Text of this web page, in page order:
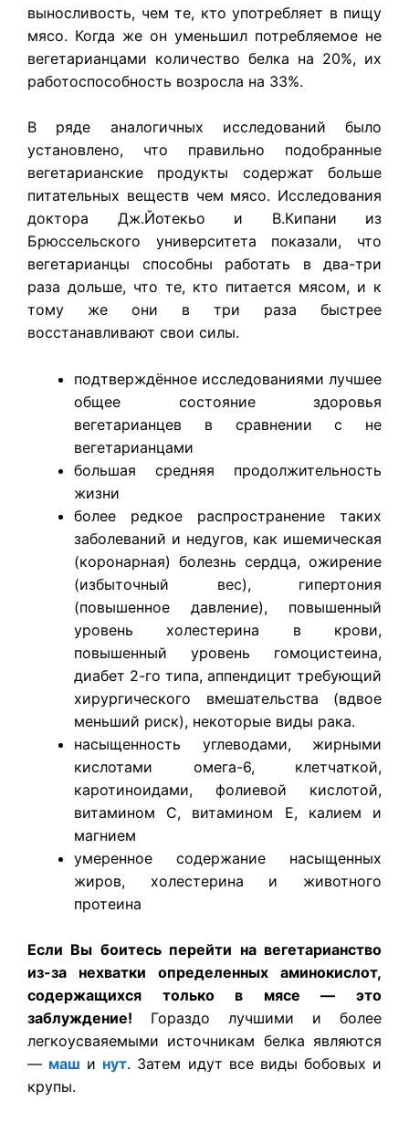
выносливость, чем те, кто употребляет в пищу
мясо. Когда же он уменьшил потребляемое не
вегетарианцами количество белка на 20%, их
работоспособность возросла на 33%.
В ряде аналогичных исследований было
установлено, что правильно подобранные
вегетарианские продукты содержат больше
питательных веществ чем мясо. Исследования
доктора Дж.Йотекьо и В.Кипани из
Брюссельского университета показали, что
вегетарианцы способны работать в два-три
раза дольше, что те, кто питается мясом, и к
тому же они в три раза быстрее
восстанавливают свои силы.
подтверждённое исследованиями лучшее
общее состояние здоровья
вегетарианцев в сравнении с не
вегетарианцами
большая средняя продолжительность
жизни
более редкое распространение таких
заболеваний и недугов, как ишемическая
(коронарная) болезнь сердца, ожирение
(избыточный вес), гипертония
(повышенное давление), повышенный
уровень холестерина в крови,
повышенный уровень гомоцистеина,
диабет 2-го типа, аппендицит требующий
хирургического вмешательства (вдвое
меньший риск), некоторые виды рака.
насыщенность углеводами, жирными
кислотами омега-6, клетчаткой,
каротиноидами, фолиевой кислотой,
витамином C, витамином E, калием и
магнием
умеренное содержание насыщенных
жиров, холестерина и животного
протеина
Если Вы боитесь перейти на вегетарианство
из-за нехватки определенных аминокислот,
содержащихся только в мясе — это
заблуждение! Гораздо лучшими и более
легкоусваяемыми источникам белка являются
— маш и нут. Затем идут все виды бобовых и
крупы.